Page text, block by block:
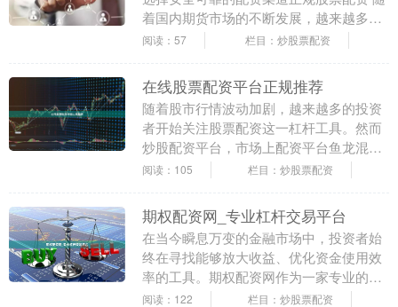
着国内期货市场的不断发展，越来越多的
投资者希望通过配资放大资金、提升收
阅读：57 栏目：炒股票配资
在线股票配资平台正规推荐
随着股市行情波动加剧，越来越多的投资
者开始关注股票配资这一杠杆工具。然而
炒股配资平台，市场上配资平台鱼龙混
杂，如何选择正规、安全的在线股票配资
阅读：105 栏目：炒股票配资
期权配资网_专业杠杆交易平台
在当今瞬息万变的金融市场中，投资者始
终在寻找能够放大收益、优化资金使用效
率的工具。期权配资网作为一家专业的杠
杆交易平台，凭借其安全、便捷、高效的
阅读：122 栏目：炒股票配资